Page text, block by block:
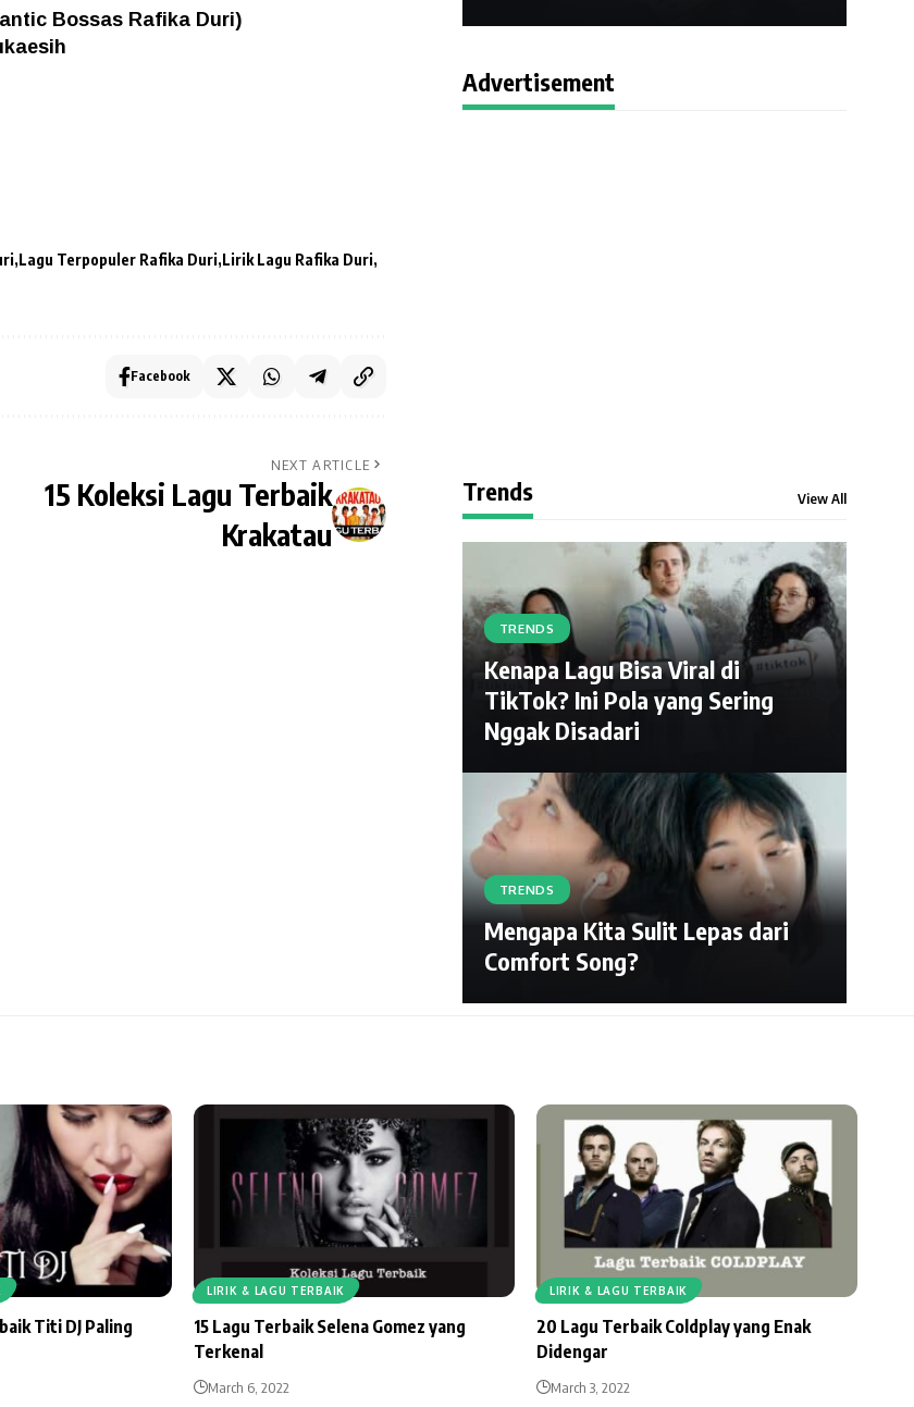
Bossas Rafika Duri)
Lagu Terpopuler Rafika Duri Lirik Lagu Rafika Duri
Facebook
NEXT ARTICLE
15 Koleksi Lagu Terbaik
Krakatau
Advertisement
Trends View All
TRENDS
Kenapa Lagu Bisa Viral di
TikTok? Ini Pola yang Sering
Nggak Disadari
TRENDS
Mengapa Kita Sulit Lepas dari
Comfort Song?
Titi DJ Paling
LIRIK & LAGU TERBAIK
15 Lagu Terbaik Selena Gomez yang
Terkenal
March 6, 2022
LIRIK & LAGU TERBAIK
20 Lagu Terbaik Coldplay yang Enak
Didengar
March 3, 2022